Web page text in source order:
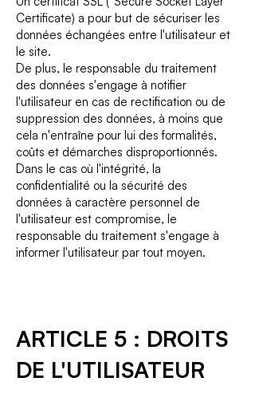
Certificate) a pour but de sécuriser les
données échangées entre l'utilisateur et
le site.
De plus, le responsable du traitement
des données s'engage à notifier
l'utilisateur en cas de rectification ou de
suppression des données, à moins que
cela n'entraîne pour lui des formalités,
coûts et démarches disproportionnés.
Dans le cas où l'intégrité, la
confidentialité ou la sécurité des
données à caractère personnel de
l'utilisateur est compromise, le
responsable du traitement s'engage à
informer l'utilisateur par tout moyen.
ARTICLE 5 : DROITS
DE L'UTILISATEUR